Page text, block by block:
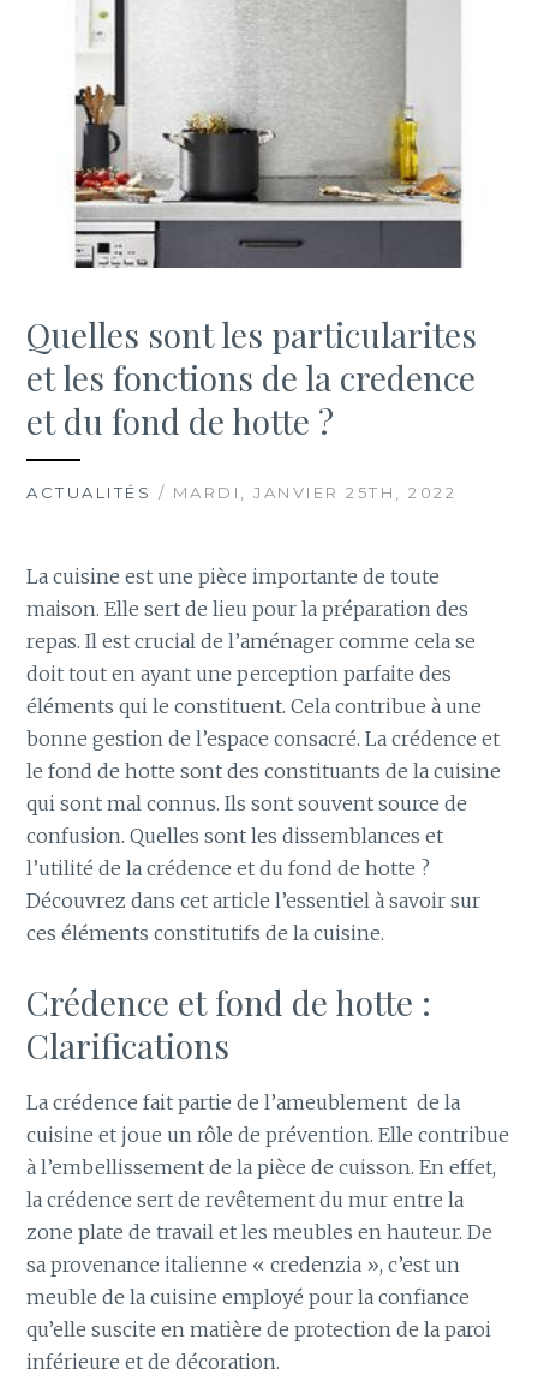
Quelles sont les particularites
et les fonctions de la credence
et du fond de hotte ?
ACTUALITÉS / MARDI, JANVIER 25TH, 2022
La cuisine est une pièce importante de toute
maison. Elle sert de lieu pour la préparation des
repas. Il est crucial de l’aménager comme cela se
doit tout en ayant une perception parfaite des
éléments qui le constituent. Cela contribue à une
bonne gestion de l’espace consacré. La crédence et
le fond de hotte sont des constituants de la cuisine
qui sont mal connus. Ils sont souvent source de
confusion. Quelles sont les dissemblances et
l’utilité de la crédence et du fond de hotte ?
Découvrez dans cet article l’essentiel à savoir sur
ces éléments constitutifs de la cuisine.
Crédence et fond de hotte :
Clarifications
La crédence fait partie de l’ameublement de la
cuisine et joue un rôle de prévention. Elle contribue
à l’embellissement de la pièce de cuisson. En effet,
la crédence sert de revêtement du mur entre la
zone plate de travail et les meubles en hauteur. De
sa provenance italienne « credenzia », c’est un
meuble de la cuisine employé pour la confiance
qu’elle suscite en matière de protection de la paroi
inférieure et de décoration.